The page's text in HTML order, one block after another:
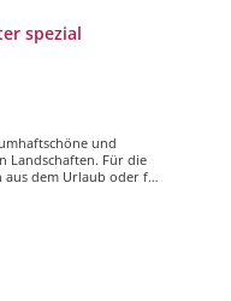
spezial
und
Landschaften. Für die
dem Urlaub oder für